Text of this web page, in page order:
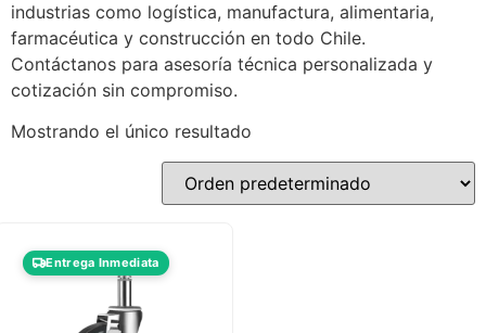
industrias como logística, manufactura, alimentaria,
farmacéutica y construcción en todo Chile.
Contáctanos para asesoría técnica personalizada y
cotización sin compromiso.
Mostrando el único resultado
Entrega Inmediata